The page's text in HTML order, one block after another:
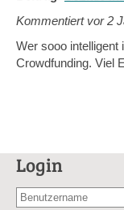
Kommentiert vor2
Wer sooo
Crowdfunding. Viel
Login
Benutzername